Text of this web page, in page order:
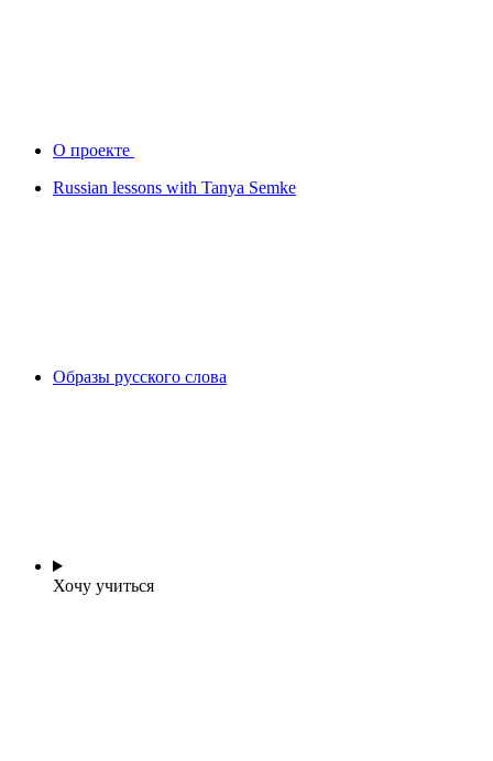
О проекте
Russian lessons with Tanya Semke
Образы русского слова
Хочу учиться